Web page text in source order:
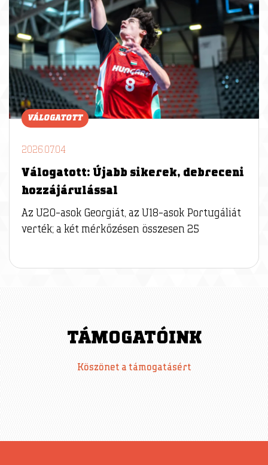
VÁLOGATOTT
2026.07.04
Válogatott: Újabb sikerek, debreceni
hozzájárulással
Az U20-asok Georgiát, az U18-asok Portugáliát
verték; a két mérkőzésen összesen 25
TÁMOGATÓINK
Köszönet a támogatásért